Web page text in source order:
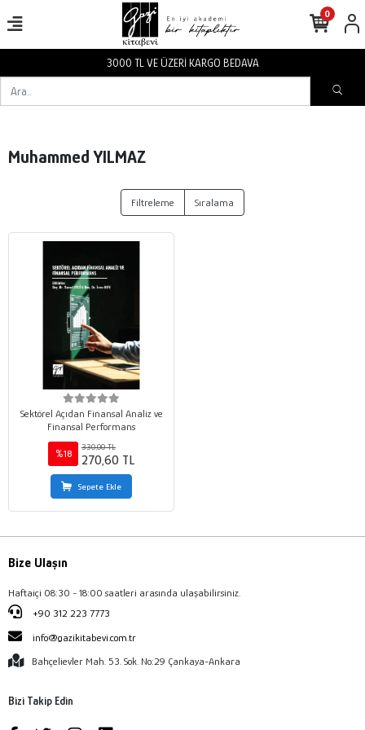
3000 TL VE ÜZERİ KARGO BEDAVA
0
Muhammed YILMAZ
Filtreleme Sıralama
Sektörel Açıdan Finansal Analiz ve
Finansal Performans
%18
330,00 TL
270,60 TL
Sepete Ekle
Bize Ulaşın
Haftaiçi 08:30 - 18:00 saatleri arasında ulaşabilirsiniz.
+90 312 223 7773
info@gazikitabevi.com.tr
Bahçelievler Mah. 53. Sok. No:29 Çankaya-Ankara
Bizi Takip Edin